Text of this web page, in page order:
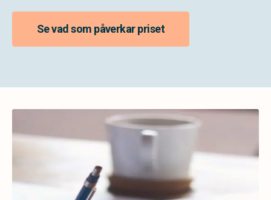
Se vad som påverkar priset